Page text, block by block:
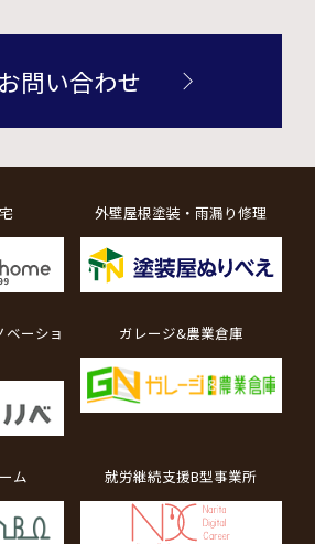
お問い合わせ
外壁屋根塗装・雨漏り修理
ーショ
ガレージ&農業倉庫
ム 就労継続支援B型事業所